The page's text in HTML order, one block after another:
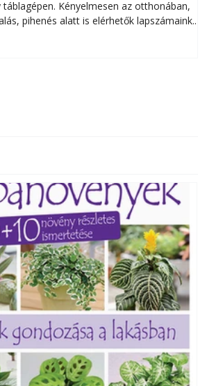
Kényelmesen az otthonában,
pihenés alatt is elérhetők lapszámaink.